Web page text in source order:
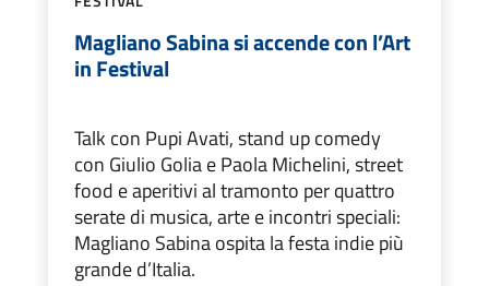
Magliano Sabina si accende con l’Art
in Festival
Talk con Pupi Avati, stand up comedy
con Giulio Golia e Paola Michelini, street
food e aperitivi al tramonto per quattro
serate di musica, arte e incontri speciali:
Magliano Sabina ospita la festa indie più
grande d’Italia.